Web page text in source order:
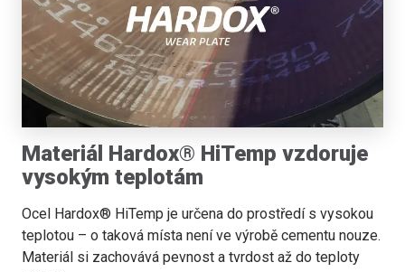
Materiál Hardox® HiTemp vzdoruje
vysokým teplotám
Ocel Hardox® HiTemp je určena do prostředí s vysokou
teplotou – o taková místa není ve výrobě cementu nouze.
Materiál si zachovává pevnost a tvrdost až do teploty